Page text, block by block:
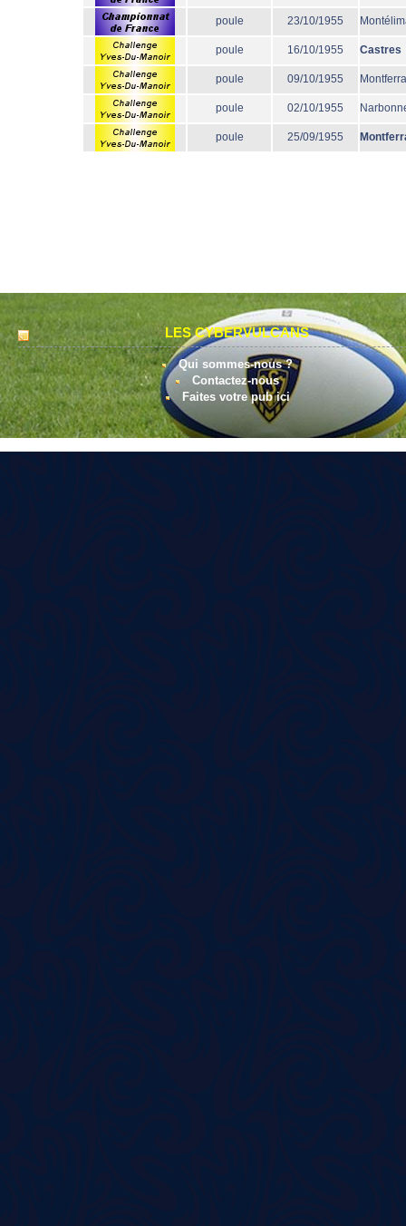
poule 23/10/1955
poule 16/10/1955 Castres
poule 09/10/1955
poule 02/10/1955
poule 25/09/1955
LES CYBERVULCANS
Qui sommes-nous ?
Contactez-nous
Faites votre pub ici